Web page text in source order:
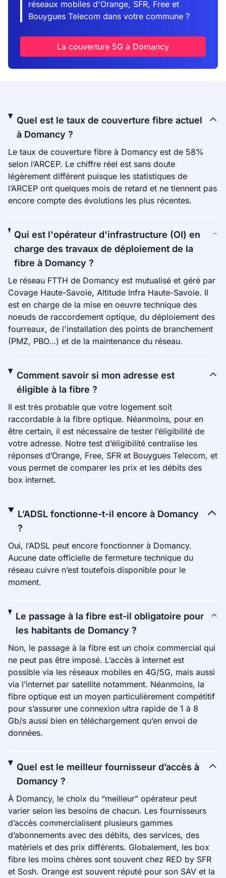
réseaux mobiles d'Orange, SFR, Free et
Bouygues Telecom dans votre commune ?
La couverture 5G à Domancy
Quel est le taux de couverture fibre actuel
à Domancy ?
Le taux de couverture fibre à Domancy est de 58%
selon l’ARCEP. Le chiffre réel est sans doute
légèrement différent puisque les statistiques de
l’ARCEP ont quelques mois de retard et ne tiennent pas
encore compte des évolutions les plus récentes.
Qui est l'opérateur d'infrastructure (OI) en
charge des travaux de déploiement de la
fibre à Domancy ?
Le réseau FTTH de Domancy est mutualisé et géré par
Covage Haute-Savoie, Altitude Infra Haute-Savoie. Il
est en charge de la mise en oeuvre technique des
noeuds de raccordement optique, du déploiement des
fourreaux, de l'installation des points de branchement
(PMZ, PBO…) et de la maintenance du réseau.
Comment savoir si mon adresse est
éligible à la fibre ?
Il est très probable que votre logement soit
raccordable à la fibre optique. Néanmoins, pour en
être certain, il est nécessaire de tester l’éligibilité de
votre adresse. Notre test d’éligibilité centralise les
réponses d’Orange, Free, SFR et Bouygues Telecom, et
vous permet de comparer les prix et les débits des
box internet.
L’ADSL fonctionne-t-il encore à Domancy
?
Oui, l’ADSL peut encore fonctionner à Domancy.
Aucune date officielle de fermeture technique du
réseau cuivre n’est toutefois disponible pour le
moment.
Le passage à la fibre est-il obligatoire pour
les habitants de Domancy ?
Non, le passage à la fibre est un choix commercial qui
ne peut pas être imposé. L’accès à internet est
possible via les réseaux mobiles en 4G/5G, mais aussi
via l’internet par satellite notamment. Néanmoins, la
fibre optique est un moyen particulièrement compétitif
pour s’assurer une connexion ultra rapide de 1 à 8
Gb/s aussi bien en téléchargement qu’en envoi de
données.
Quel est le meilleur fournisseur d’accès à
Domancy ?
À Domancy, le choix du “meilleur” opérateur peut
varier selon les besoins de chacun. Les fournisseurs
d’accès commercialisent plusieurs gammes
d’abonnements avec des débits, des services, des
matériels et des prix différents. Globalement, les box
fibre les moins chères sont souvent chez RED by SFR
et Sosh. Orange est souvent réputé pour son SAV et la